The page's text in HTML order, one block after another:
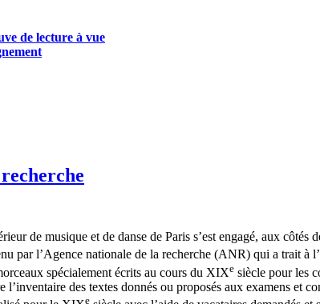
de lecture à vue
de musique et de danse de Paris s’est engagé, aux
par l’Agence nationale de la recherche (ANR) qui a trait à
spécialement écrits au cours du XIXe siècle pour les
l’inventaire des textes donnés ou proposés aux examens
e